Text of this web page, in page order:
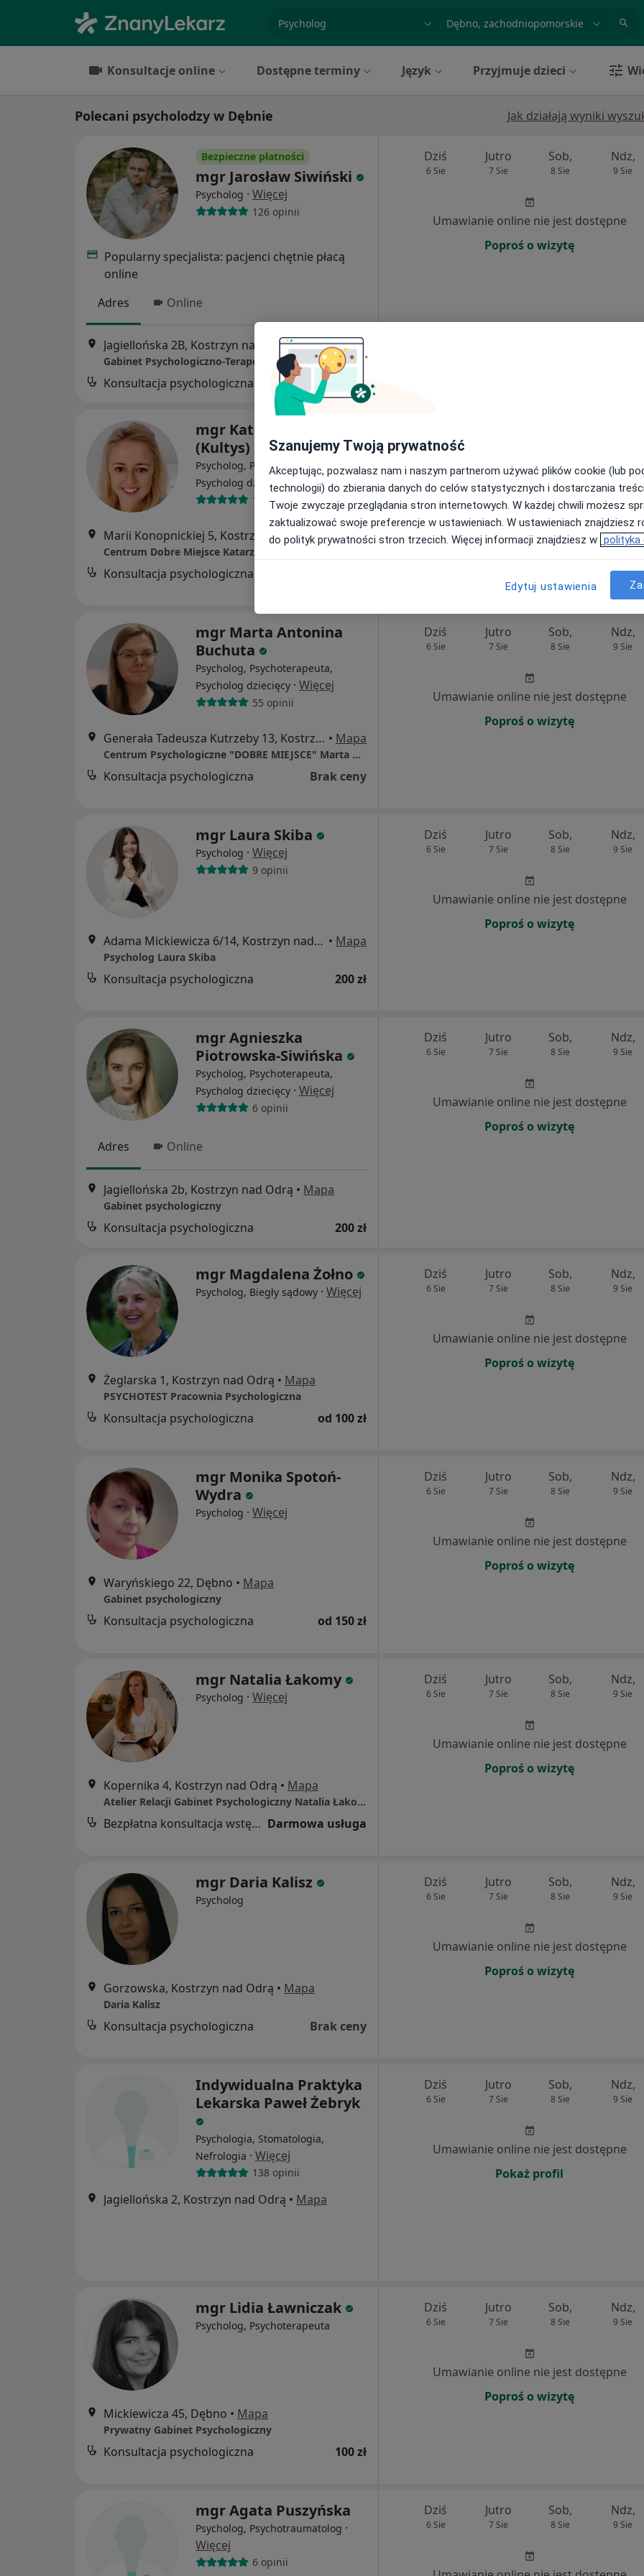
Konsultacje online Dostępne terminy Język Przyjmuje dzieci
Polecani psycholodzy w Dębnie Jak działają wyniki
Bezpieczne płatności
mgr Jarosław Siwiński
Psycholog · Więcej
126 opinii
Popularny specjalista: pacjenci chętnie płacą
online
Adres
Online
Jagiellońska 2B, Kostrzyn nad Odrą•Mapa
Gabinet Psychologiczno-Terapeutyczny Rozwój
Konsultacja psychologiczna 200 zł
Dziś
6 Sie
Jutro
7 Sie
Sob,
8 Sie
Ndz,
9 Sie
Umawianie online nie jest dostępne
Poproś o wizytę
mgr Katarzyna Toboła
(Kultys)
Psycholog, Psychoterapeuta,
Psycholog dziecięcy·Więcej
106 opinii
Marii Konopnickiej 5, Kostrzyn nad Odrą• Mapa
Konsultacja psychologiczna
6 Sie
Umawianie online nie jest dostępne
Poproś o wizytę
mgr Marta Antonina
Buchuta
Psycholog, Psychoterapeuta,
Psycholog dziecięcy · Więcej
55 opinii
Generała Tadeusza Kutrzeby 13, Kostrzyn nad Odrą • Mapa
Centrum Psychologiczne "DOBRE MIEJSCE" Marta Antonina Buchuta
Konsultacja psychologiczna Brak ceny
Dziś
6 Sie
Jutro
7 Sie
Sob,
8 Sie
Ndz,
9 Sie
Umawianie online nie jest dostępne
Poproś o wizytę
mgr Laura Skiba
Psycholog · Więcej
9 opinii
Adama Mickiewicza 6/14, Kostrzyn nad Odrą • Mapa
Psycholog Laura Skiba
Konsultacja psychologiczna 200 zł
Dziś
6 Sie
Jutro
7 Sie
Sob,
8 Sie
Ndz,
9 Sie
Umawianie online nie jest dostępne
Poproś o wizytę
mgr Agnieszka
Piotrowska-Siwińska
Psycholog, Psychoterapeuta,
Psycholog dziecięcy · Więcej
6 opinii
Adres Online
Jagiellońska 2b, Kostrzyn nad Odrą • Mapa
Gabinet psychologiczny
Konsultacja psychologiczna 200 zł
Dziś
6 Sie
Jutro
7 Sie
Sob,
8 Sie
Ndz,
9 Sie
Umawianie online nie jest dostępne
Poproś o wizytę
mgr Magdalena Żołno
Psycholog, Biegły sądowy · Więcej
Żeglarska 1, Kostrzyn nad Odrą • Mapa
PSYCHOTEST Pracownia Psychologiczna
Konsultacja psychologiczna od 100 zł
Dziś
6 Sie
Jutro
7 Sie
Sob,
8 Sie
Ndz,
9 Sie
Umawianie online nie jest dostępne
Poproś o wizytę
mgr Monika Spotoń-
Wydra
Psycholog · Więcej
Waryńskiego 22, Dębno • Mapa
Gabinet psychologiczny
Konsultacja psychologiczna od 150 zł
Dziś
6 Sie
Jutro
7 Sie
Sob,
8 Sie
Ndz,
9 Sie
Umawianie online nie jest dostępne
Poproś o wizytę
mgr Natalia Łakomy
Psycholog · Więcej
Kopernika 4, Kostrzyn nad Odrą • Mapa
Atelier Relacji Gabinet Psychologiczny Natalia Łakomy
Bezpłatna konsultacja wstępna - telefoniczna Darmowa usługa
Dziś
6 Sie
Jutro
7 Sie
Sob,
8 Sie
Ndz,
9 Sie
Umawianie online nie jest dostępne
Poproś o wizytę
mgr Daria Kalisz
Psycholog
Gorzowska, Kostrzyn nad Odrą • Mapa
Daria Kalisz
Konsultacja psychologiczna Brak ceny
Dziś
6 Sie
Jutro
7 Sie
Sob,
8 Sie
Ndz,
9 Sie
Umawianie online nie jest dostępne
Poproś o wizytę
Indywidualna Praktyka
Lekarska Paweł Żebryk
Psychologia, Stomatologia,
Nefrologia · Więcej
138 opinii
Jagiellońska 2, Kostrzyn nad Odrą • Mapa
Dziś
6 Sie
Jutro
7 Sie
Sob,
8 Sie
Ndz,
9 Sie
Umawianie online nie jest dostępne
Pokaż profil
mgr Lidia Ławniczak
Psycholog, Psychoterapeuta
Mickiewicza 45, Dębno • Mapa
Prywatny Gabinet Psychologiczny
Konsultacja psychologiczna 100 zł
Dziś
6 Sie
Jutro
7 Sie
Sob,
8 Sie
Ndz,
9 Sie
Umawianie online nie jest dostępne
Poproś o wizytę
mgr Agata Puszyńska
Psycholog, Psychotraumatolog ·
Więcej
6 opinii
Dziś
6 Sie
Jutro
7 Sie
Sob,
8 Sie
Ndz,
9 Sie
Szanujemy Twoją prywatność
Akceptując, pozwalasz nam i naszym partnerom używać plików cookie (lub
technologii) do zbierania danych do celów statystycznych i dostarczania
Twoje zwyczaje przeglądania stron internetowych. W każdej chwili możesz
zaktualizować swoje preferencje w ustawieniach. W ustawieniach znajdziesz
do polityk prywatności stron trzecich. Więcej informacji znajdziesz w polityka
Edytuj ustawienia